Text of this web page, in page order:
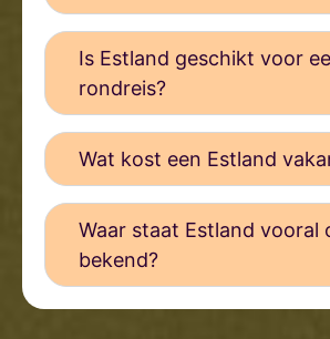
Is Estland geschikt voor
rondreis?
Wat kost een Estland
Waar staat Estland vooral
bekend?